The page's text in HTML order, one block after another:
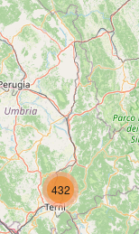
432